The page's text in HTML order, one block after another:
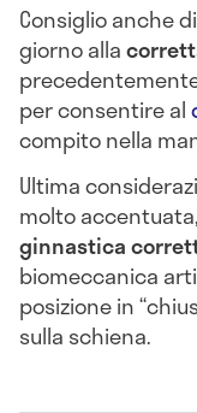
Consiglio anche
giorno alla
per consentire al
compito nella
Ultima
molto
ginnastica
biomeccanica
posizione in
sulla schiena.